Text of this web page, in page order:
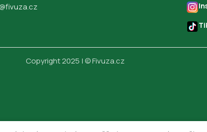
Copyright 2025 | © Fivuza.cz